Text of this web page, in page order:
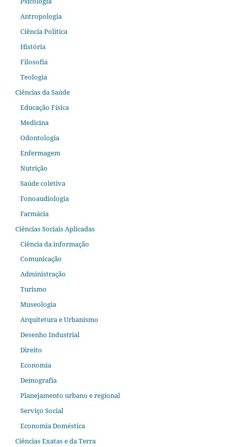
Antropologia
Ciência Política
História
Filosofia
Teologia
Ciências da Saúde
Educação Física
Medicina
Odontologia
Enfermagem
Nutrição
Saúde coletiva
Fonoaudiologia
Farmácia
Ciências Sociais Aplicadas
Ciência da informação
Comunicação
Administração
Turismo
Museologia
Arquitetura e Urbanismo
Desenho Industrial
Direito
Economia
Demografia
Planejamento urbano e regional
Serviço Social
Economia Doméstica
Ciências Exatas e da Terra